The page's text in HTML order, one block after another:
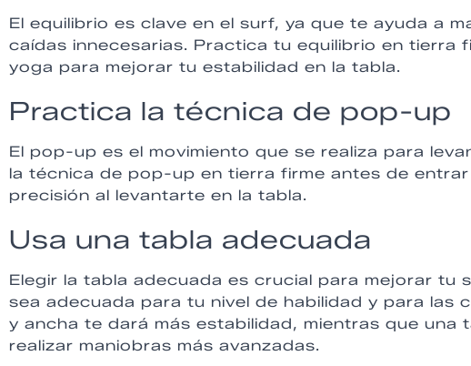
El equilibrio es clave en el surf, ya que te ayuda a
caídas innecesarias. Practica tu equilibrio en tierra
yoga para mejorar tu estabilidad en la tabla.
Practica la técnica de pop-up
El pop-up es el movimiento que se realiza para
la técnica de pop-up en tierra firme antes de
precisión al levantarte en la tabla.
Usa una tabla adecuada
Elegir la tabla adecuada es crucial para mejorar tu
sea adecuada para tu nivel de habilidad y para las
y ancha te dará más estabilidad, mientras que una
realizar maniobras más avanzadas.